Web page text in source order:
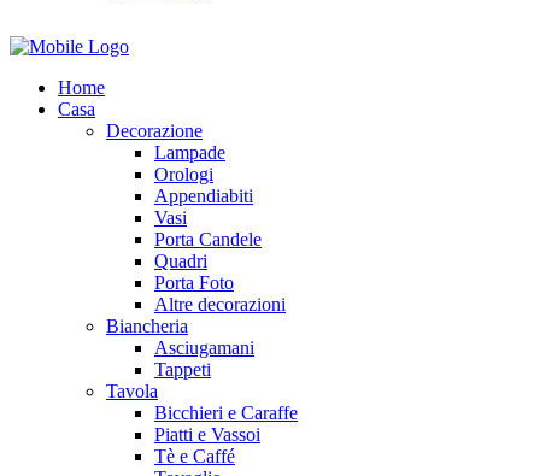
Home
Casa
Decorazione
Lampade
Orologi
Appendiabiti
Vasi
Porta Candele
Quadri
Porta Foto
Altre decorazioni
Biancheria
Asciugamani
Tappeti
Tavola
Bicchieri e Caraffe
Piatti e Vassoi
Tè e Caffé